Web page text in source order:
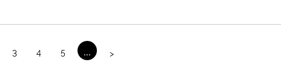
3 4 5 ... >